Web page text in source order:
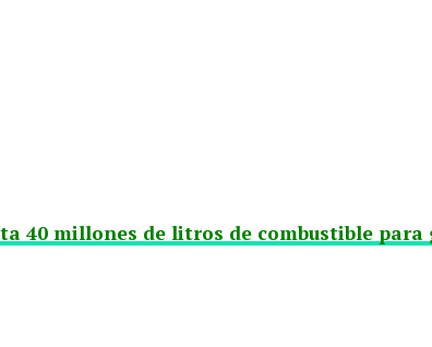
40 millones de litros de combustible